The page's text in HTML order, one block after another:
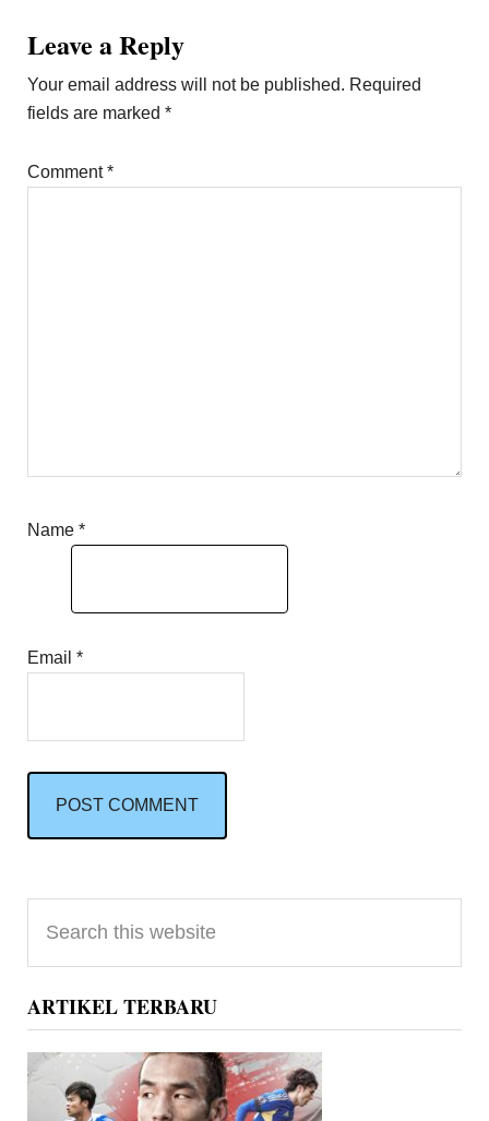
Reader
Interactions
Leave a Reply
Your email address will not be published. Required
fields are marked*
Comment*
Name*
Email*
Primary
Sidebar
this
website
ARTIKEL TERBARU